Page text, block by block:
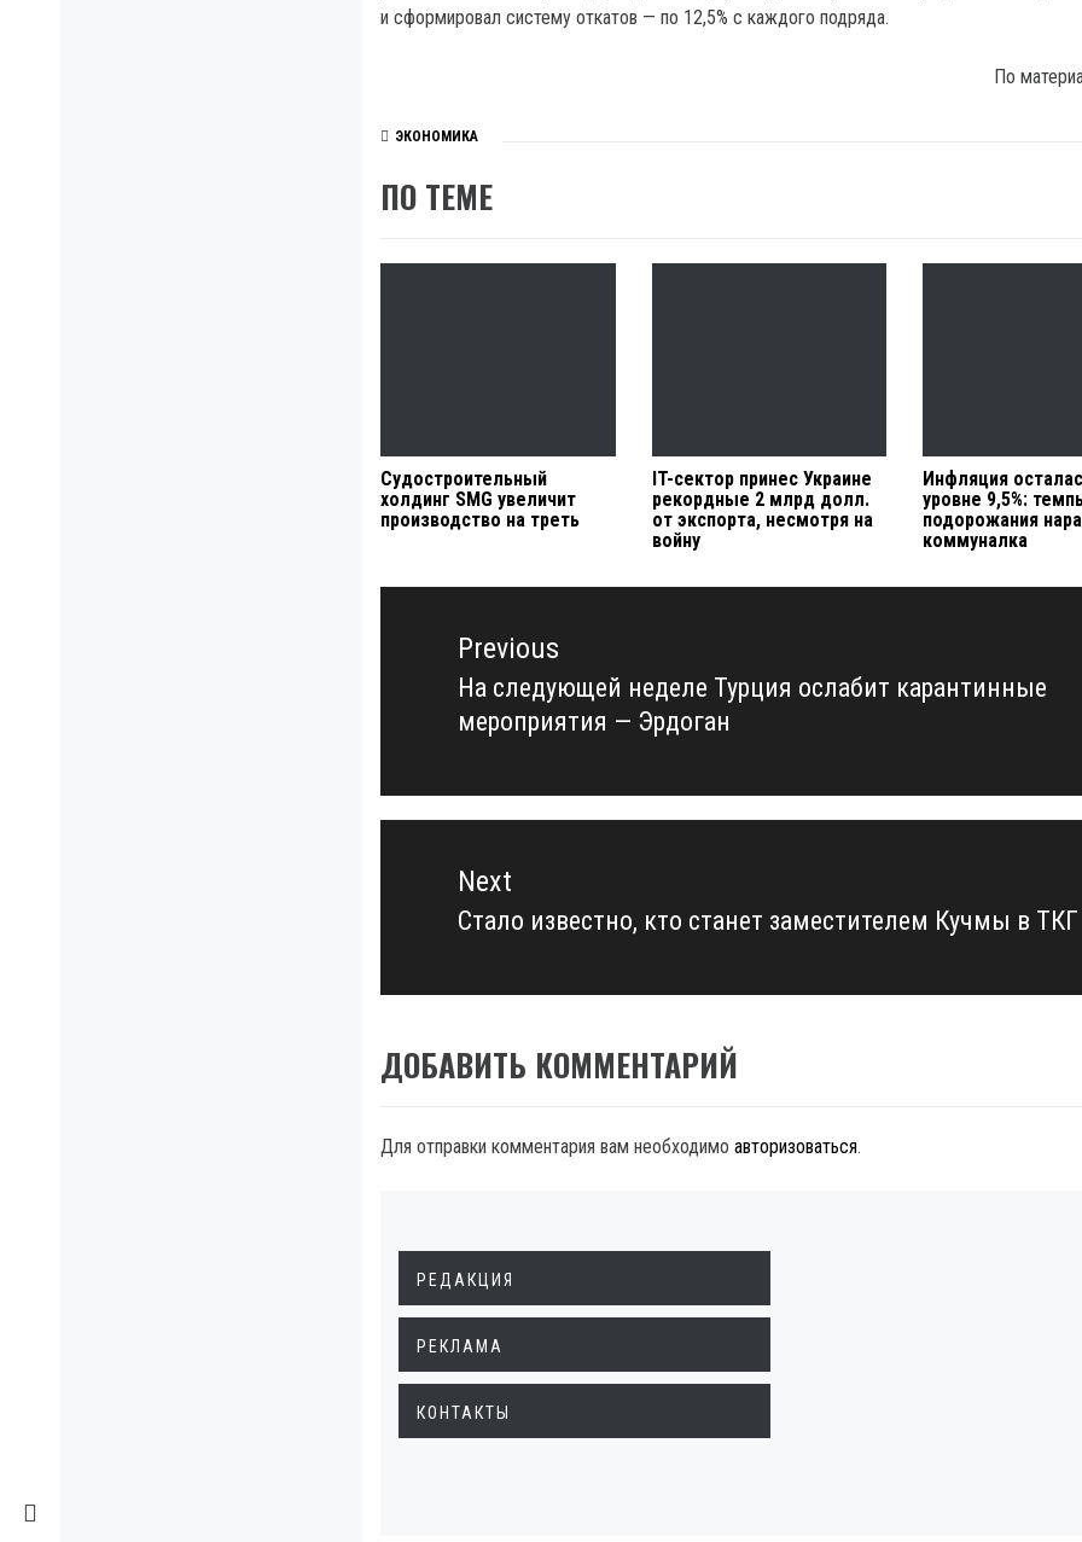
и сформировал систему откатов — по 12,5% с каждого подряда.
По
ЭКОНОМИКА
ПО ТЕМЕ
Судостроительный
холдинг SMG увеличит
производство на треть
IT-сектор принес Украине
рекордные 2 млрд долл.
от экспорта, несмотря на
войну
Инфляция
уровне 9,5%:
подорожания
коммуналка
Навигация
записямPrevious
Previous
post:
На следующей неделе Турция ослабит карантинные
мероприятия — Эрдоган
Next
Next
Стало известно, кто станет заместителем Кучмы в ТКГ
ДОБАВИТЬ КОММЕНТАРИЙ
Для отправки комментария вам необходимо авторизоваться.
РЕДАКЦИЯ
РЕКЛАМА
КОНТАКТЫ